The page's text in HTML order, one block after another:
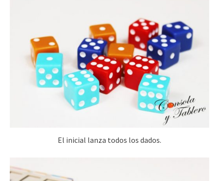
El inicial lanza todos los dados.